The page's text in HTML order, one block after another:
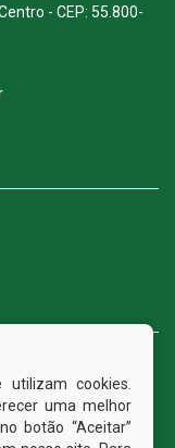
- CEP: 55.800-
cookies.
uma melhor
botão “Aceitar”